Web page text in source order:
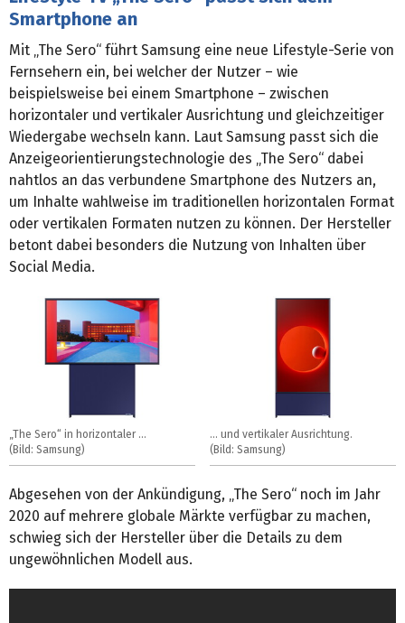
Smartphone an
Mit „The Sero“ führt Samsung eine neue Lifestyle-Serie von
Fernsehern ein, bei welcher der Nutzer – wie
beispielsweise bei einem Smartphone – zwischen
horizontaler und vertikaler Ausrichtung und gleichzeitiger
Wiedergabe wechseln kann. Laut Samsung passt sich die
Anzeigeorientierungstechnologie des „The Sero“ dabei
nahtlos an das verbundene Smartphone des Nutzers an,
um Inhalte wahlweise im traditionellen horizontalen Format
oder vertikalen Formaten nutzen zu können. Der Hersteller
betont dabei besonders die Nutzung von Inhalten über
Social Media.
„The Sero“ in horizontaler ...
(Bild: Samsung)
... und vertikaler Ausrichtung.
(Bild: Samsung)
Abgesehen von der Ankündigung, „The Sero“ noch im Jahr
2020 auf mehrere globale Märkte verfügbar zu machen,
schwieg sich der Hersteller über die Details zu dem
ungewöhnlichen Modell aus.